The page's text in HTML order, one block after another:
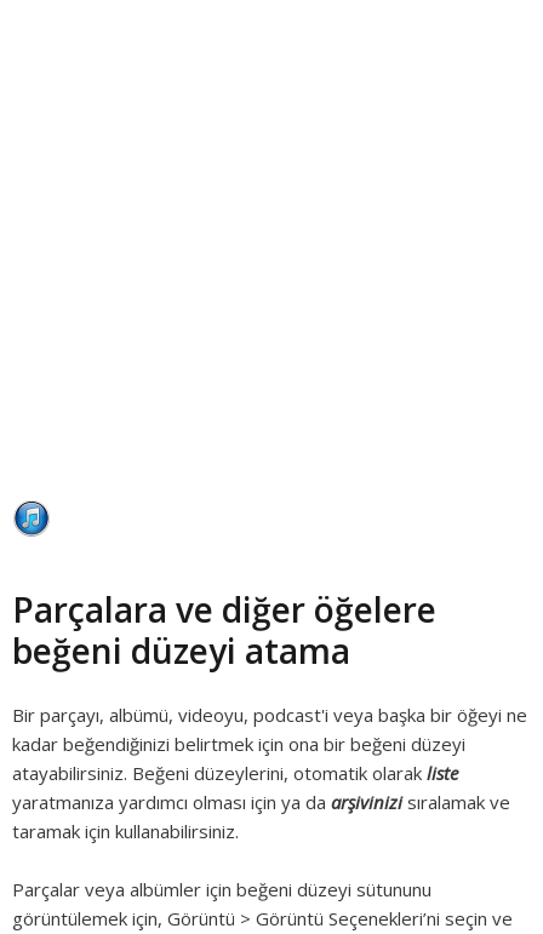
Parçalara ve diğer öğelere
beğeni düzeyi atama
Bir parçayı, albümü, videoyu, podcast'i veya başka bir öğeyi ne
kadar beğendiğinizi belirtmek için ona bir beğeni düzeyi
atayabilirsiniz. Beğeni düzeylerini, otomatik olarak liste
yaratmanıza yardımcı olması için ya da arşivinizisıralamak ve
taramak için kullanabilirsiniz.
Parçalar veya albümler için beğeni düzeyi sütununu
görüntülemek için, Görüntü > Görüntü Seçenekleri’ni seçin ve